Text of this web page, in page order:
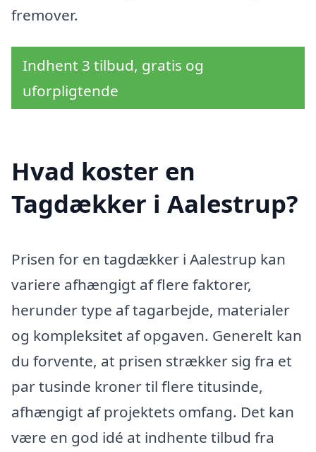
fremover.
Indhent 3 tilbud, gratis og
uforpligtende
Hvad koster en
Tagdækker i Aalestrup?
Prisen for en tagdækker i Aalestrup kan
variere afhængigt af flere faktorer,
herunder type af tagarbejde, materialer
og kompleksitet af opgaven. Generelt kan
du forvente, at prisen strækker sig fra et
par tusinde kroner til flere titusinde,
afhængigt af projektets omfang. Det kan
være en god idé at indhente tilbud fra